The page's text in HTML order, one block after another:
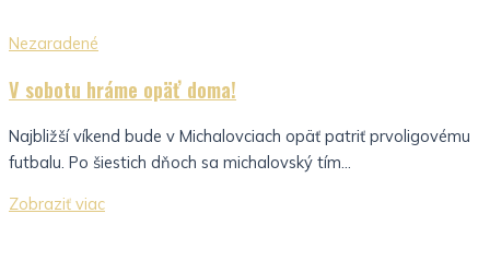
Nezaradené
V sobotu hráme opäť doma!
Najbližší víkend bude v Michalovciach opäť patriť prvoligovému
futbalu. Po šiestich dňoch sa michalovský tím...
Zobraziť viac